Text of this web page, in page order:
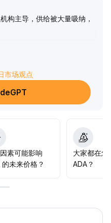
构主导，供给被大量吸纳，
0.
长期支撑，合约下架及
市场观点
素可能影响
的未来价格？
大家都在怎
ADA？